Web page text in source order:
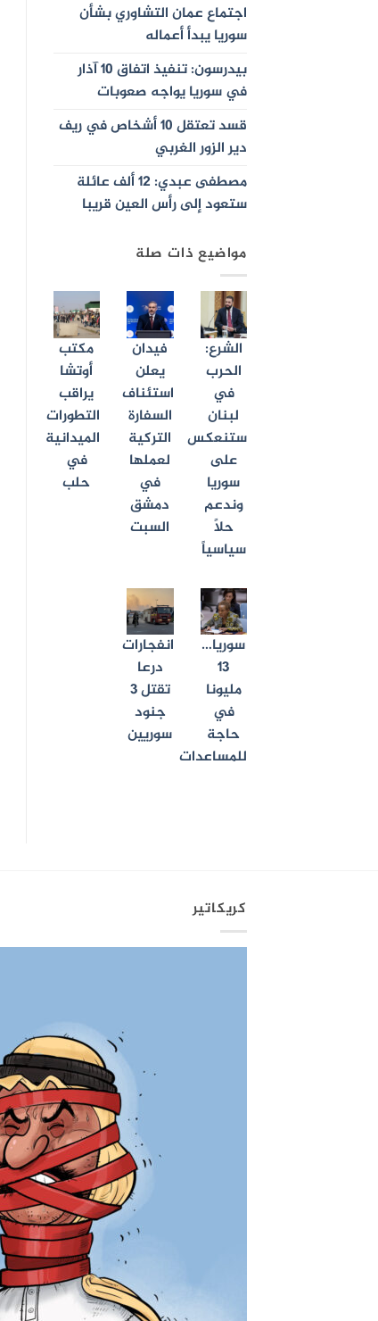
اجتماع عمان التشاوري بشأن
سوريا يبدأ أعماله
بيدرسون: تنفيذ اتفاق 10 آذار
في سوريا يواجه صعوبات
قسد تعتقل 10 أشخاص في ريف
دير الزور الغربي
مصطفى عبدي: 12 ألف عائلة
ستعود إلى رأس العين قريبا
مواضيع ذات صلة
الشرع:
الحرب
في
لبنان
ستنعكس
على
سوريا
وندعم
حلاً
سياسياً
فيدان
يعلن
استئناف
السفارة
التركية
لعملها
في
دمشق
السبت
مكتب
أوتشا
يراقب
التطورات
الميدانية
في
حلب
سوريا…
13
مليونا
في
حاجة
للمساعدات
انفجارات
درعا
تقتل 3
جنود
سوريين
كريكاتير